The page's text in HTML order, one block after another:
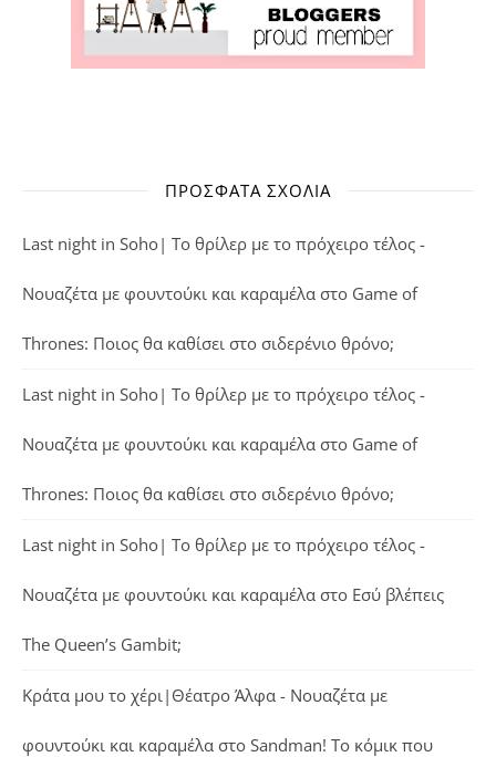
ΠΡΌΣΦΑΤΑ ΣΧΌΛΙΑ
Last night in Soho| Το θρίλερ με το πρόχειρο τέλος -
Νουαζέτα με φουντούκι και καραμέλα στο Game of
Thrones: Ποιος θα καθίσει στο σιδερένιο θρόνο;
Last night in Soho| Το θρίλερ με το πρόχειρο τέλος -
Νουαζέτα με φουντούκι και καραμέλα στο Game of
Thrones: Ποιος θα καθίσει στο σιδερένιο θρόνο;
Last night in Soho| Το θρίλερ με το πρόχειρο τέλος -
Νουαζέτα με φουντούκι και καραμέλα στο Εσύ βλέπεις
The Queen’s Gambit;
Κράτα μου το χέρι|Θέατρο Άλφα - Νουαζέτα με
φουντούκι και καραμέλα στο Sandman! Το κόμικ που